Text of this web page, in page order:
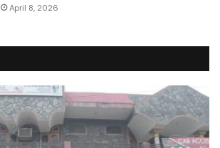
April 8, 2026